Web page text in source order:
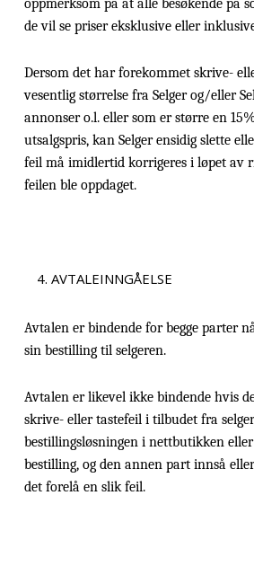
oppmerksom på at alle besøkende på
de vil se priser eksklusive eller
Dersom det har forekommet skrive-
vesentlig størrelse fra Selger og/eller
annonser o.l. eller som er større en
utsalgspris, kan Selger ensidig slette
feil må imidlertid korrigeres i løpet av
feilen ble oppdaget.
AVTALEINNGÅELSE
Avtalen er bindende for begge parter
sin bestilling til selgeren.
Avtalen er likevel ikke bindende hvis
skrive- eller tastefeil i tilbudet fra
bestillingsløsningen i nettbutikken
bestilling, og den annen part innså
det forelå en slik feil.